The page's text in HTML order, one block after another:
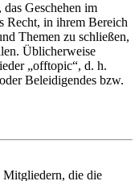
Geschehen im
Recht, in ihrem Bereich
Themen zu schließen,
Üblicherweise
„offtopic“, d. h.
Beleidigendes bzw.
Mitgliedern, die die